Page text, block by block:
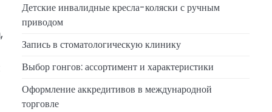
Детские инвалидные кресла-коляски с ручным
приводом
Запись в стоматологическую клинику
Выбор гонгов: ассортимент и характеристики
Оформление аккредитивов в международной
торговле